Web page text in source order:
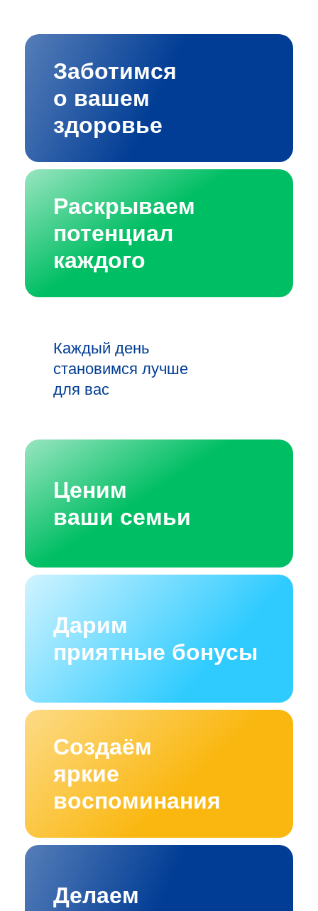
Заботимся
о вашем
здоровье
Раскрываем
потенциал
каждого
Каждый день
становимся лучше
для вас
Дарим
приятные бонусы
Ценим
ваши семьи
Создаём
яркие
воспоминания
Делаем